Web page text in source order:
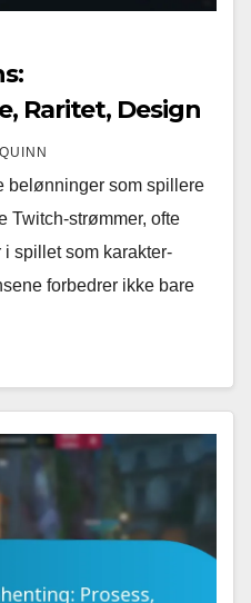
Raritet, Design
belønninger som spillere
Twitch-strømmer, ofte
spillet som karakter-
forbedrer ikke bare